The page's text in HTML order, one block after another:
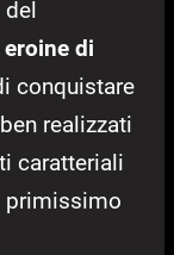
del
di
conquistare
realizzati
caratteriali
primissimo